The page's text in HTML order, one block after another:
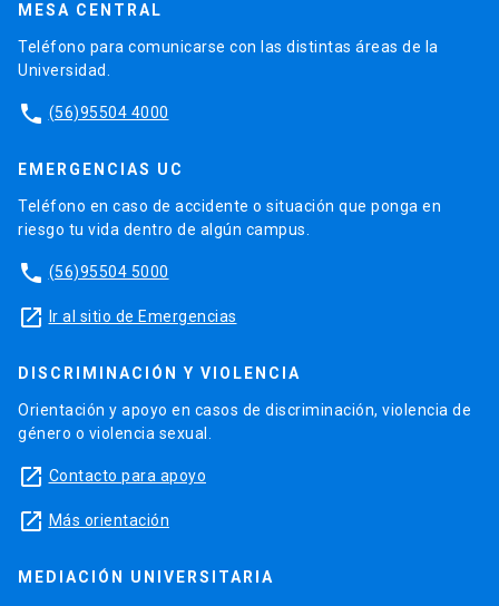
MESA CENTRAL
Teléfono para comunicarse con las distintas áreas de la
Universidad.
phone (56)95504 4000
EMERGENCIAS UC
Teléfono en caso de accidente o situación que ponga en
riesgo tu vida dentro de algún campus.
phone (56)95504 5000
launch Ir al sitio de Emergencias
DISCRIMINACIÓN Y VIOLENCIA
Orientación y apoyo en casos de discriminación, violencia de
género o violencia sexual.
launch Contacto para apoyo
launch Más orientación
MEDIACIÓN UNIVERSITARIA